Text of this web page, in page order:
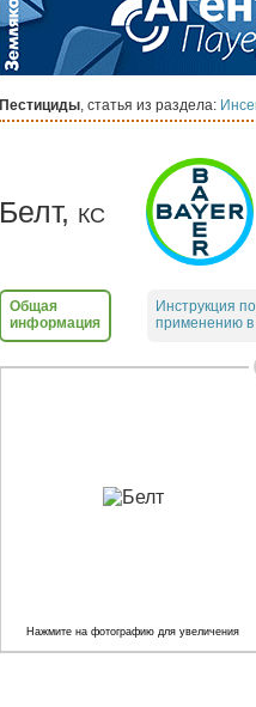
Пестициды, статья из раздела:
Белт, КС
Общая
информация
Инструкция по
применению
Нажмите на фотографию для увеличения